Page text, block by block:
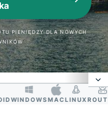
PIENIĘDZY DLA NOWYCH
VPN w Kanadzie?
MACLINUXROUTER